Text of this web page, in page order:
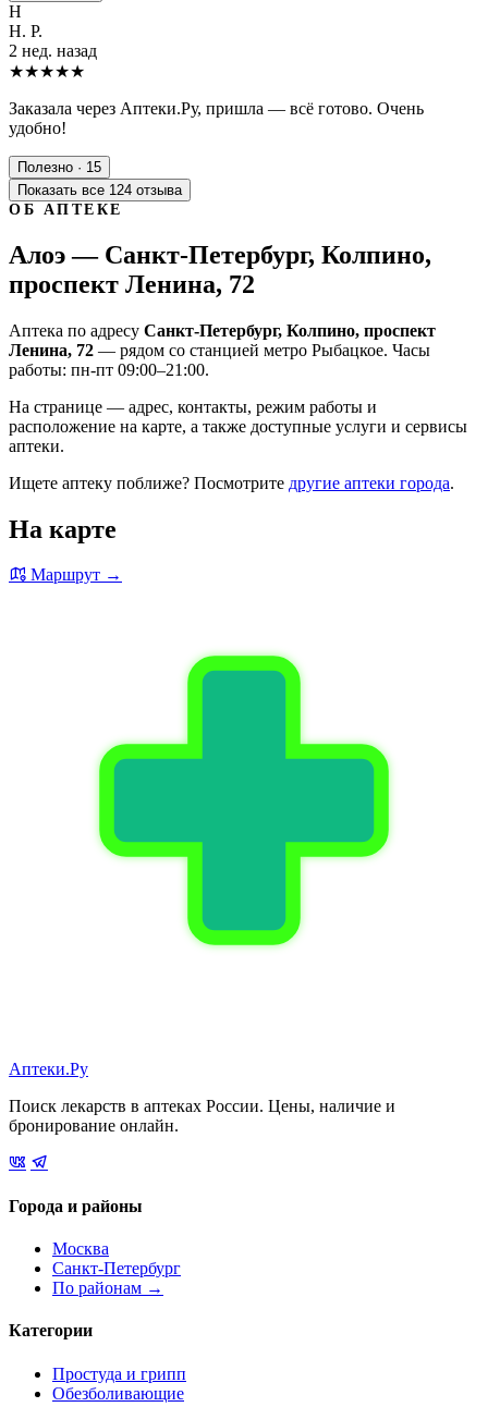
Н
Н. Р.
2 нед. назад
★★★★★
Заказала через Аптеки.Ру, пришла — всё готово. Очень
удобно!
Полезно · 15
Показать все 124 отзыва
ОБ АПТЕКЕ
Алоэ — Санкт-Петербург, Колпино,
проспект Ленина, 72
Аптека по адресу Санкт-Петербург, Колпино, проспект
Ленина, 72 — рядом со станцией метро Рыбацкое. Часы
работы: пн-пт 09:00–21:00.
На странице — адрес, контакты, режим работы и
расположение на карте, а также доступные услуги и сервисы
аптеки.
Ищете аптеку поближе? Посмотрите другие аптеки города.
На карте
Маршрут →
Аптеки.Ру
Поиск лекарств в аптеках России. Цены, наличие и
бронирование онлайн.
Города и районы
Москва
Санкт-Петербург
По районам →
Категории
Простуда и грипп
Обезболивающие